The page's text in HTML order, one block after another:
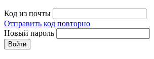
Код из почты
Отправить код повторно
Новый пароль
Войти